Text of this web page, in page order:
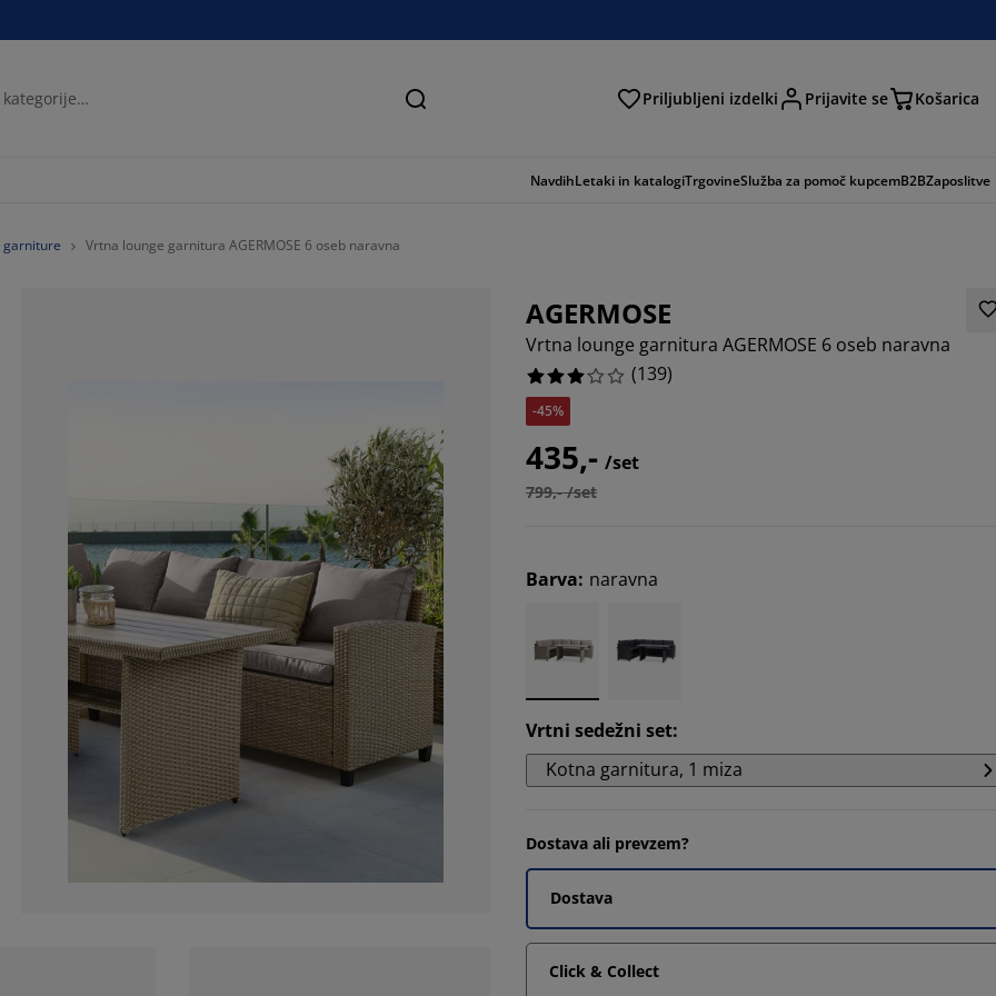
Iskanje Priljubljeni izdelki Prijavite se Košarica
NavdihLetaki in katalogiTrgovineSlužba za pomoč kupcemB2BZaposlitve
garniture Vrtna lounge garnitura AGERMOSE 6 oseb naravna
AGERMOSE
Vrtna lounge garnitura AGERMOSE 6 oseb naravna
(139)
-45%
435,- /set
799,- /set
Barva: naravna
Vrtni sedežni set:
Kotna garnitura, 1 miza
Dostava ali prevzem?
Dostava
Click & Collect
43.16546762589928%
6.474820143884892%
5.0359712230215825%
5.755395683453238%
39.568345323741006%